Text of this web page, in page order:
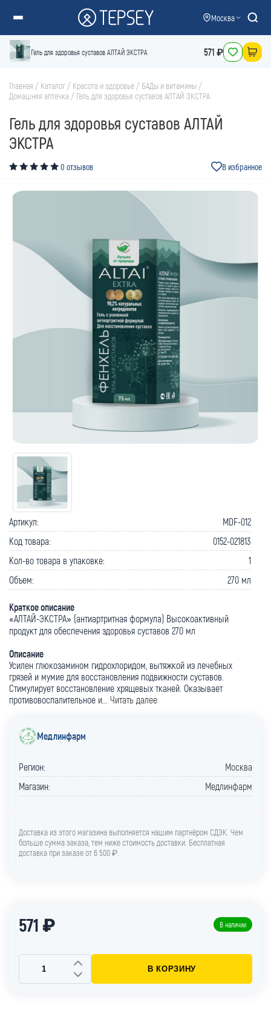
Москва
Гель для здоровья суставов АЛТАЙ ЭКСТРА 571 ₽
Главная / Каталог / Красота и здоровье / БАДы и витамины /
Домашняя аптечка / Гель для здоровья суставов АЛТАЙ ЭКСТРА
Гель для здоровья суставов АЛТАЙ
ЭКСТРА
0 отзывов В избранное
Артикул:
MDF-012
Код товара:
0152-021813
Кол-во товара в упаковке:
1
Объем:
270 мл
Краткое описание
«АЛТАЙ-ЭКСТРА» (антиартритная формула) Высокоактивный
продукт для обеспечения здоровья суставов 270 мл
Описание
Усилен глюкозамином гидрохлоридом, вытяжкой из лечебных
грязей и мумие для восстановления подвижности суставов.
Стимулирует восстановление хрящевых тканей. Оказывает
противовоспалительное и... Читать далее
Медлинфарм
Регион:
Москва
Магазин:
Медлинфарм
Доставка из этого магазина выполняется нашим партнёром СДЭК. Чем
больше сумма заказа, тем ниже стоимость доставки. Бесплатная
доставка при заказе от 6 500 ₽.
571 ₽ В наличии
В КОРЗИНУ